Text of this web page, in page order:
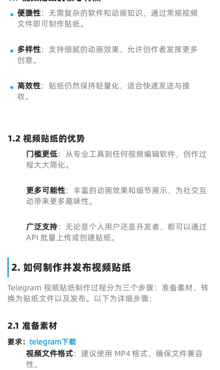
便捷性：无需复杂的软件和动画知识，通过常规视频
文件即可制作贴纸。
多样性：支持细腻的动画效果，允许创作者发挥更多
创意。
高效性：贴纸仍然保持轻量化，适合快速发送与接
收。
1.2 视频贴纸的优势
门槛更低：从专业工具到任何视频编辑软件，创作过
程大大简化。
更多可能性：丰富的动画效果和细节展示，为社交互
动带来更多趣味性。
广泛支持：无论是个人用户还是开发者，都可以通过
API 批量上传或创建贴纸。
2. 如何制作并发布视频贴纸
Telegram 视频贴纸制作过程分为三个步骤：准备素材、转
换为贴纸文件以及发布。以下为详细步骤：
2.1 准备素材
要求： telegram下载
视频文件格式：建议使用 MP4 格式，确保文件兼容
性。